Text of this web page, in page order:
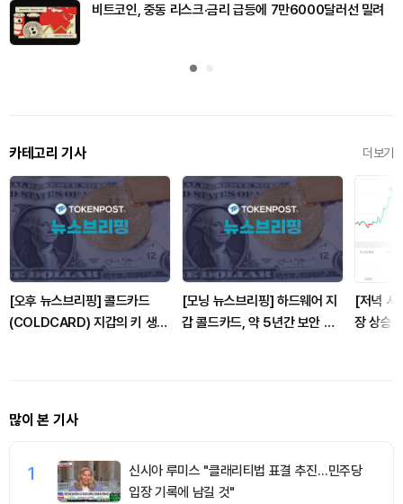
비트코인, 중동 리스크·금리 급등에 7만6000달러선 밀려
카테고리 기사 더보기
[오후 뉴스브리핑] 콜드카드
(COLDCARD) 지갑의 키 생성
[모닝 뉴스브리핑] 하드웨어 지
갑 콜드카드, 약 5년간 보안 결
[저녁 시
장 상승
많이 본 기사
1
신시아 루미스 "클래리티법 표결 추진…민주당
입장 기록에 남길 것"